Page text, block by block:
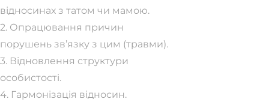
відносинах з татом чи мамою.
2. Опрацювання причин
порушень зв’язку з цим (травми).
3. Відновлення структури
особистості.
4. Гармонізація відносин.